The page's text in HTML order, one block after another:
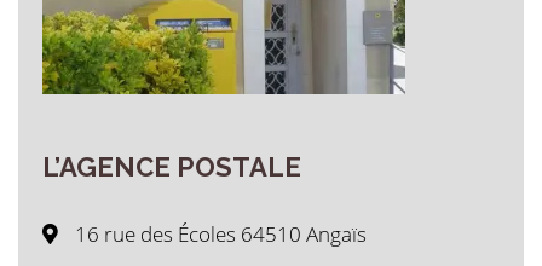
L’AGENCE POSTALE
16 rue des Écoles 64510 Angaïs